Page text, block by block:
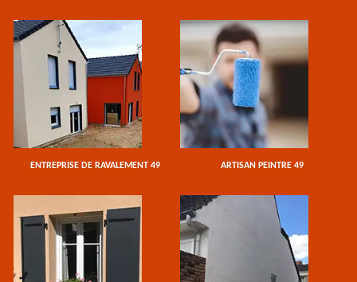
ENTREPRISE DE RAVALEMENT 49 ARTISAN PEINTRE 49